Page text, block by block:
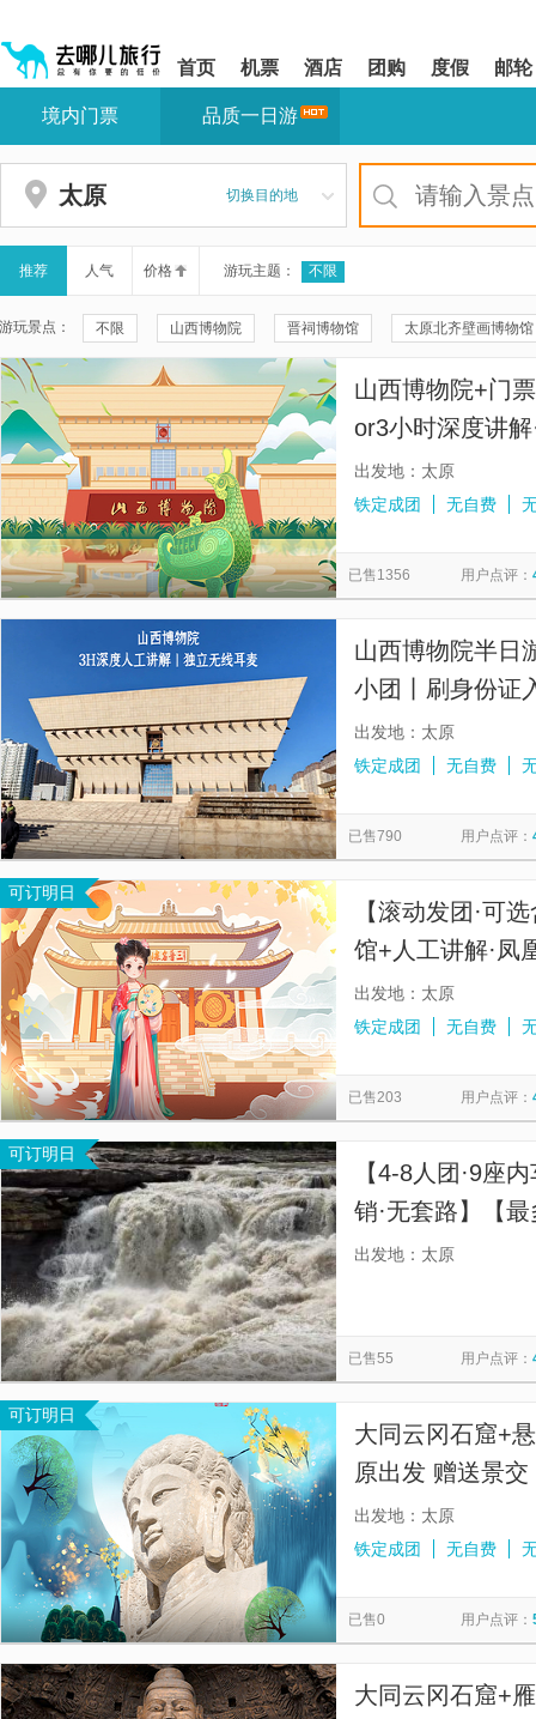
shift+enter
网
导
盲
导
模
式
您
站
区,
本
有
6
个
模
块,
按
下
Tab
浏
览
信
息
首页 机票 酒店 团购 度假 邮轮
您
站
区
境内门票 品质一日游
太原 切换目的地
推荐 人气 价格 游玩主题： 不限
游玩景点： 不限 山西博物院 晋祠博物馆 太原北齐壁画博物馆
宝源老醋坊 山西王家大院
晋商博物院 雁门关景区 显通寺 罗睺寺 山
太原古县城景区
太原植物园 五台山风景名胜区-菩萨顶 南禅寺 五
太原动物园 中国煤炭博物馆
东湖醋园 太原方特东方神画 五台山风景名胜区-广化寺
汾河源头 情人谷
山西博物院+门
or3小时深度讲
出发地：太原
铁定成团
无自费
已售1356 用户点评：
山西博物院半日
小团丨刷身份证
出发地：太原
铁定成团
无自费
已售790 用户点评：
可订明日
【滚动发团·可
馆+人工讲解·凤
出发地：太原
铁定成团
无自费
已售203 用户点评：
可订明日
【4-8人团·9座
销·无套路】【
铁/酒店上门接送
出发地：太原
已售55 用户点评：
可订明日
大同云冈石窟+
原出发 赠送景
出发地：太原
铁定成团
无自费
已售0 用户点评：
大同云冈石窟+